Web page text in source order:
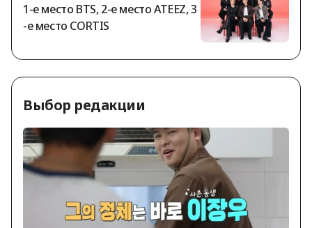
1-е место BTS, 2-е место ATEEZ, 3
-е место CORTIS
Выбор редакции